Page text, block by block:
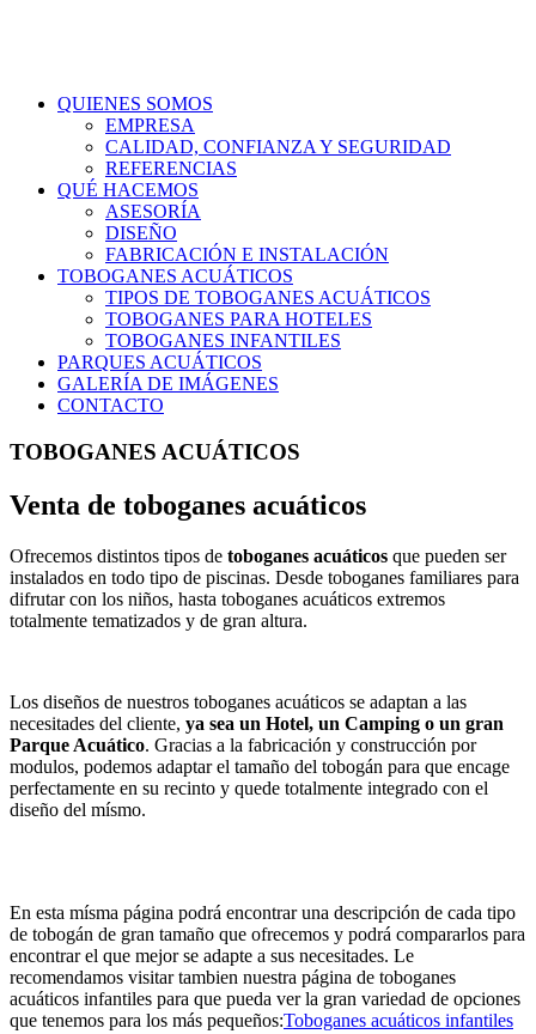
QUIENES SOMOS
EMPRESA
CALIDAD, CONFIANZA Y SEGURIDAD
REFERENCIAS
QUÉ HACEMOS
ASESORÍA
DISEÑO
FABRICACIÓN E INSTALACIÓN
TOBOGANES ACUÁTICOS
TIPOS DE TOBOGANES ACUÁTICOS
TOBOGANES PARA HOTELES
TOBOGANES INFANTILES
PARQUES ACUÁTICOS
GALERÍA DE IMÁGENES
CONTACTO
TOBOGANES ACUÁTICOS
Venta de toboganes acuáticos
Ofrecemos distintos tipos de toboganes acuáticos que pueden ser
instalados en todo tipo de piscinas. Desde toboganes familiares para
difrutar con los niños, hasta toboganes acuáticos extremos
totalmente tematizados y de gran altura.
Los diseños de nuestros toboganes acuáticos se adaptan a las
necesitades del cliente, ya sea un Hotel, un Camping o un gran
Parque Acuático. Gracias a la fabricación y construcción por
modulos, podemos adaptar el tamaño del tobogán para que encage
perfectamente en su recinto y quede totalmente integrado con el
diseño del mísmo.
En esta mísma página podrá encontrar una descripción de cada tipo
de tobogán de gran tamaño que ofrecemos y podrá compararlos para
encontrar el que mejor se adapte a sus necesitades. Le
recomendamos visitar tambien nuestra página de toboganes
acuáticos infantiles para que pueda ver la gran variedad de opciones
que tenemos para los más pequeños:Toboganes acuáticos infantiles